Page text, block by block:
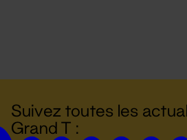
Suivez toutes les
Grand T :